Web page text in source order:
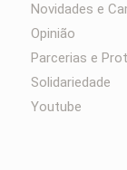
Novidades e
Opinião
Parcerias e
Solidariedade
Youtube